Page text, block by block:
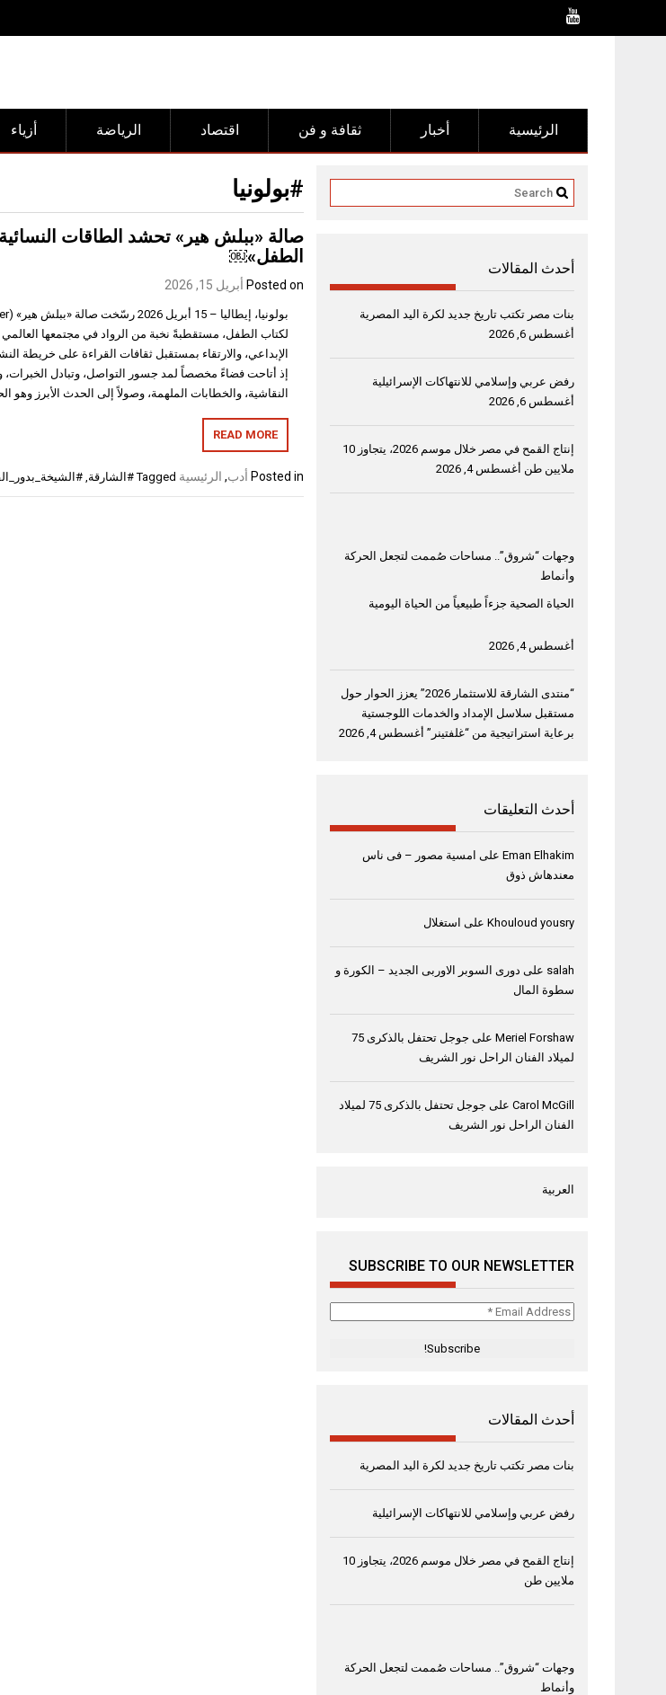
أزياء الرياضة اقتصاد ثقافة و فن أخبار الرئيسية
#بولونيا
صالة «ببلش هير» تحشد الطاقات
الطفل»￼
Posted on أبريل 15, 2026
لكتاب الطفل، مستقطبةً نخبة من الرواد في مجتمعها العالمي
الإبداعي، والارتقاء بمستقبل ثقافات القراءة على خريطة
إذ أتاحت فضاءً مخصصاً لمد جسور التواصل، وتبادل الخبرات،
النقاشية، والخطابات الملهمة، وصولاً إلى الحدث الأبرز وهو
READ MORE
Posted in أدب, الرئيسية Tagged #الشارقة,
أحدث المقالات
بنات مصر تكتب تاريخ جديد لكرة اليد المصرية
أغسطس 6, 2026
رفض عربي وإسلامي للانتهاكات الإسرائيلية
أغسطس 6, 2026
إنتاج القمح في مصر خلال موسم 2026، يتجاوز 10
ملايين طن أغسطس 4, 2026
وجهات “شروق”.. مساحات صُممت لتجعل الحركة
وأنماط
الحياة الصحية جزءاً طبيعياً من الحياة اليومية
أغسطس 4, 2026
“منتدى الشارقة للاستثمار 2026” يعزز الحوار حول
مستقبل سلاسل الإمداد والخدمات اللوجستية
برعاية استراتيجية من “غلفتينر” أغسطس 4, 2026
أحدث التعليقات
Eman Elhakim على امسية مصور – فى ناس
معندهاش ذوق
Khouloud yousry على استغلال
salah على دورى السوبر الاوربى الجديد – الكورة و
سطوة المال
Meriel Forshaw على
جوجل تحتفل بالذكرى 75
لميلاد الفنان الراحل نور الشريف
Carol McGill على
جوجل تحتفل بالذكرى 75 لميلاد
الفنان الراحل نور الشريف
العربية
SUBSCRIBE TO OUR NEWSLETTER
Email
أحدث المقالات
بنات مصر تكتب تاريخ جديد لكرة اليد المصرية
رفض عربي وإسلامي للانتهاكات الإسرائيلية
إنتاج القمح في مصر خلال موسم 2026، يتجاوز 10
ملايين طن
وجهات “شروق”.. مساحات صُممت لتجعل الحركة
وأنماط